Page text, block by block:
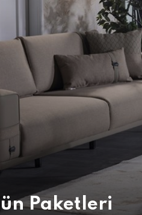
Paketleri